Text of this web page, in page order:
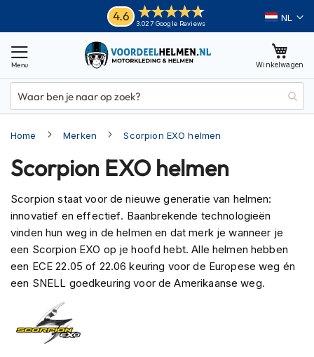
4.6
3.027 Google Reviews
Ga
naar
inhoud
Taal
Winkelwagen
M
o
t
o
h
l
e
n
A
d
v
e
n
t
u
h
e
Home Merken Scorpion EXO helmen
Scorpion EXO helmen
Scorpion staat voor de nieuwe generatie van helmen:
innovatief en effectief. Baanbrekende technologieën
vinden hun weg in de helmen en dat merk je wanneer je
een Scorpion EXO op je hoofd hebt. Alle helmen hebben
een ECE 22.05 of 22.06 keuring voor de Europese weg én
een SNELL goedkeuring voor de Amerikaanse weg.